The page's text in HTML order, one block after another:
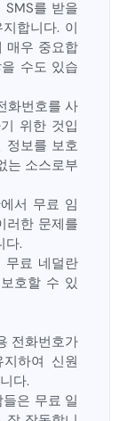
SMS를 받을
합니다. 이
매우 중요합
수도 있습
화번호를 사
위한 것입
정보를 보호
는 소스로부
서 무료 임
러한 문제를
다.
무료 네덜란
호할 수 있
전화번호가
하여 신원
다.
은 무료 일